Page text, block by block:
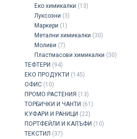
Еко химикалки (13)
Луксозни (3)
Маркери (1)
Метални химикалки (30)
Моливи (7)
Пластмасови химикалки (30)
ТЕФТЕРИ (94)
ЕКО ПРОДУКТИ (145)
ОФИС (10)
ПРОМО РАСТЕНИЯ (13)
ТОРБИЧКИ И ЧАНТИ (61)
КУФАРИ И РАНИЦИ (22)
ПОРТФЕЙЛИ И КАЛЪФИ (10)
ТЕКСТИЛ (37)